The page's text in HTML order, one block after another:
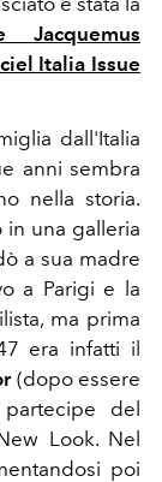
Jacquemus
Italia Issue
dall'Italia
anni sembra
nella storia.
una galleria
a sua madre
a Parigi e la
ma prima
era infatti il
(dopo essere
del
Look. Nel
poi